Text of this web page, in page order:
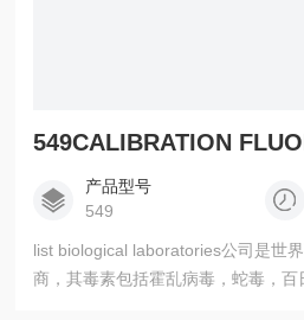
产品型号
549
list biological laboratories公司是世
商，其毒素包括霍乱病毒，蛇毒，百